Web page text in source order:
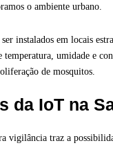
o ambiente urbano.
instalados em locais
temperatura, umidade e
de mosquitos.
da IoT na
vigilância traz a